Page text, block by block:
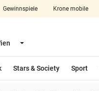
Gewinnspiele Krone mobile
Menü aufklappen
Stars & Society Sport